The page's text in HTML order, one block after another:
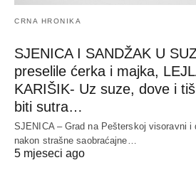
CRNA HRONIKA
SJENICA I SANDŽAK U
preselile ćerka i majka,
KARIŠIK- Uz suze, dove i
biti sutra…
SJENICA – Grad na Pešterskoj visoravni i
nakon strašne saobraćajne…
5 mjeseci ago